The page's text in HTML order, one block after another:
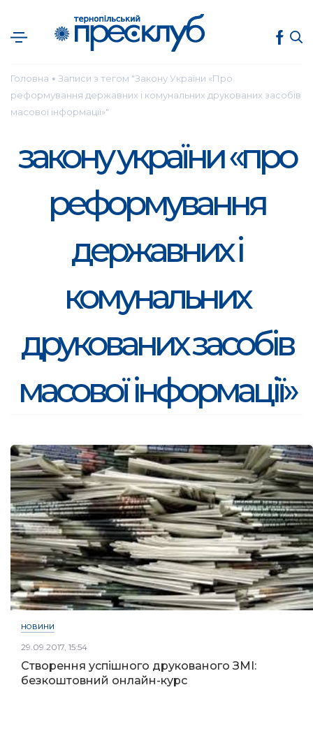
Головна ● Записи з тегом "Закону України «Про
реформування державних і комунальних друкованих засобів
масової інформації»"
закону україни «про
реформування
державних і
комунальних
друкованих засобів
масової інформації»
НОВИНИ
29.09.2017, 15:54
Створення успішного друкованого ЗМІ:
безкоштовний онлайн-курс